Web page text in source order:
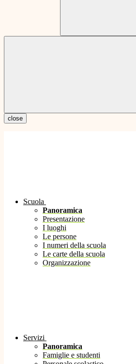
close
Scuola
Panoramica
Presentazione
I luoghi
Le persone
I numeri della scuola
Le carte della scuola
Organizzazione
Servizi
Panoramica
Famiglie e studenti